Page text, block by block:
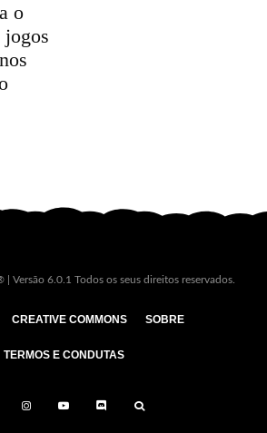
o
jogos
Versão 6.0.1 Todos os seus direitos reservados.
CREATIVE COMMONS SOBRE
TERMOS E CONDUTAS